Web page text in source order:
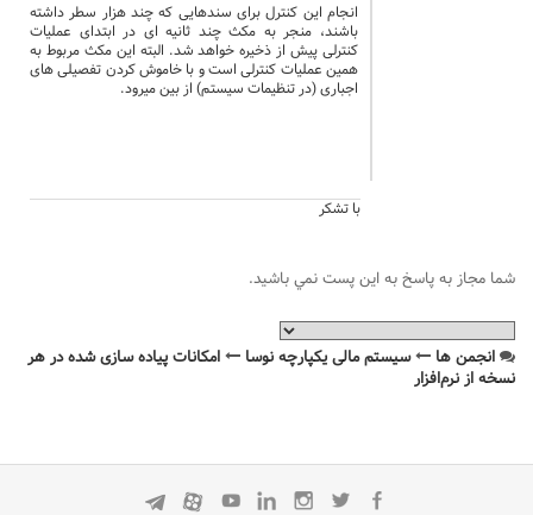
انجام این کنترل برای سندهایی که چند هزار سطر داشته
باشند، منجر به مکث چند ثانیه ای در ابتدای عملیات
کنترلی پیش از ذخیره خواهد شد. البته این مکث مربوط به
همین عملیات کنترلی است و با خاموش کردن تفصیلی های
اجباری (در تنظیمات سیستم) از بین میرود.
با تشکر
شما مجاز به پاسخ به اين پست نمي باشيد.
انجمن ها سیستم مالی یکپارچه نوسا
امکانات پیاده سازی شده در هر
نسخه از نرم‌افزار